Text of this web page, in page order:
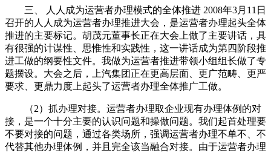
三、 人人成为运营者办理模式的全体推进 2008年3月11日
召开的人人成为运营者办理推进大会，是运营者办理起头全体
推进的主要标记。胡茂元董事长正在大会上做了主要讲话，具
有很强的计谋性、思惟性和实践性，这一讲话成为第四阶段推
进工做的纲要性文件。我做为运营者推进带领小组组长做了专
题摆设。大会之后，上汽集团正在更高层面、更广范畴、更严
要求、更鼎力度上起头了运营者办理全体推广工做。
（2）抓办理对接。运营者办理取企业现有办理体例的对
接，是一个十分主要的认识问题和操做问题。我们起首处理要
不要对接的问题，通过各类场所，强调运营者办理不单不、不
代替其他办理体例，并且完全该当融合对接。由于运营者办理